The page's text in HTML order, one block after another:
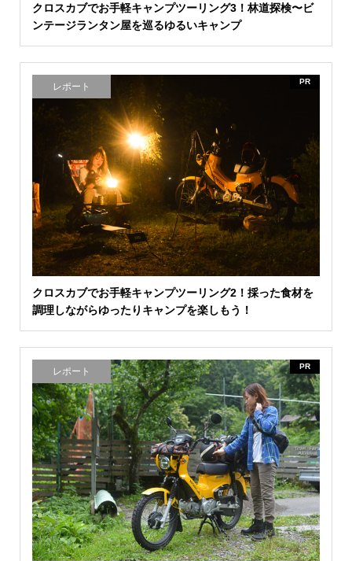
クロスカブでお手軽キャンプツーリング3！林道探検〜ビ
ンテージランタン屋を巡るゆるいキャンプ
レポート PR
クロスカブでお手軽キャンプツーリング2！採った食材を
調理しながらゆったりキャンプを楽しもう！
レポート PR